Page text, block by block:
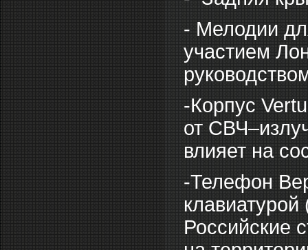
- Мелодии
участием
-Корпус
от
влияет на
-Телефон
Российские